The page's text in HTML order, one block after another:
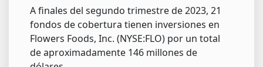
A finales del segundo trimestre de 2023, 21
fondos de cobertura tienen inversiones en
Flowers Foods, Inc. (NYSE:FLO) por un total
de aproximadamente 146 millones de